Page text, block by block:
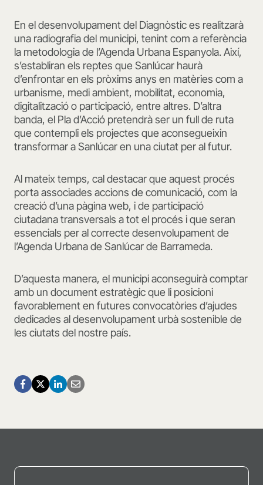
En el desenvolupament del Diagnòstic es realitzarà
una radiografia del municipi, tenint com a referència
la metodologia de l’Agenda Urbana Espanyola. Així,
s’establiran els reptes que Sanlúcar haurà
d’enfrontar en els pròxims anys en matèries com a
urbanisme, medi ambient, mobilitat, economia,
digitalització o participació, entre altres. D’altra
banda, el Pla d’Acció pretendrà ser un full de ruta
que contempli els projectes que aconsegueixin
transformar a Sanlúcar en una ciutat per al futur.
Al mateix temps, cal destacar que aquest procés
porta associades accions de comunicació, com la
creació d’una pàgina web, i de participació
ciutadana transversals a tot el procés i que seran
essencials per al correcte desenvolupament de
l’Agenda Urbana de Sanlúcar de Barrameda.
D’aquesta manera, el municipi aconseguirà comptar
amb un document estratègic que li posicioni
favorablement en futures convocatòries d’ajudes
dedicades al desenvolupament urbà sostenible de
les ciutats del nostre país.